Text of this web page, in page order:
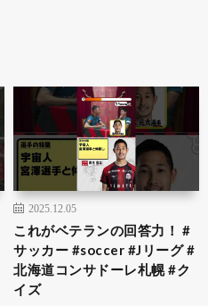
2025.12.05
これがベテランの回答力！ #
サッカー #soccer #Jリーグ #
北海道コンサドーレ札幌 #ク
イズ